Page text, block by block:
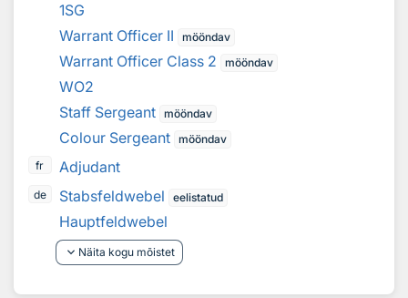
1SG
Warrant Officer II
mööndav
Warrant Officer Class 2 mööndav
WO2
Staff Sergeant mööndav
Colour Sergeant mööndav
fr
Adjudant
de Stabsfeldwebel eelistatud
Hauptfeldwebel
keyboard_arrow_down Näita kogu mõistet